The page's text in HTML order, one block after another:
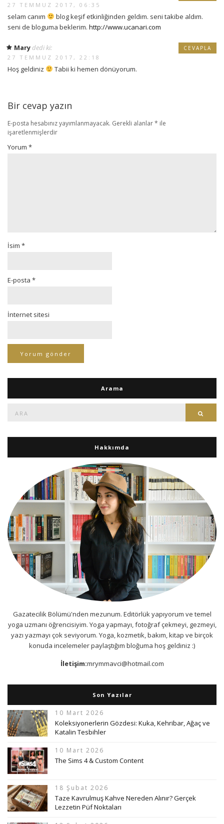
27 TEMMUZ 2017, 06:35
selam canım
blog keşif etkinliğinden geldim. seni takibe aldım.
seni de bloguma beklerim. http://www.ucanari.com
Mary dedi ki:
27 TEMMUZ 2017, 22:18
Hoş geldiniz Tabii ki hemen dönüyorum.
CEVAPLA
Bir cevap yazın
E-posta hesabınız yayımlanmayacak. Gerekli alanlar* ile
işaretlenmişlerdir
Yorum *
İsim *
E-posta *
İnternet sitesi
Arama
Hakkımda
Gazatecilik Bölümü'nden mezunum. Editörlük yapıyorum ve temel
yoga uzmanı öğrencisiyim. Yoga yapmayı, fotoğraf çekmeyi, gezmeyi,
yazı yazmayı çok seviyorum. Yoga, kozmetik, bakım, kitap ve birçok
konuda incelemeler paylaştığım bloğuma hoş geldiniz :)
İletişim:mrymmavci@hotmail.com
Son Yazılar
10 Mart 2026
Koleksiyonerlerin Gözdesi: Kuka, Kehribar, Ağaç ve
Katalin Tesbihler
10 Mart 2026
The Sims 4 & Custom Content
18 Şubat 2026
Taze Kavrulmuş Kahve Nereden Alınır? Gerçek
Lezzetin Püf Noktaları